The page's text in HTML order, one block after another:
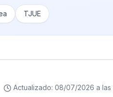
TJUE
Actualizado: 08/07/2026 a las